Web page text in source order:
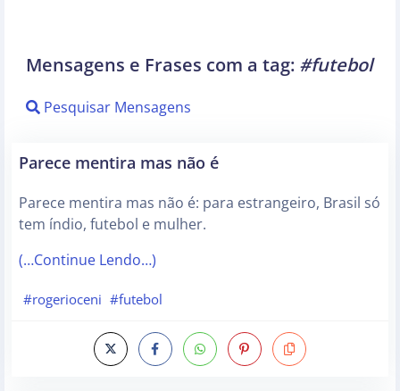
Mensagens e Frases com a tag: #futebol
Pesquisar Mensagens
Parece mentira mas não é
Parece mentira mas não é: para estrangeiro, Brasil só
tem índio, futebol e mulher.
(…Continue Lendo…)
#rogerioceni #futebol